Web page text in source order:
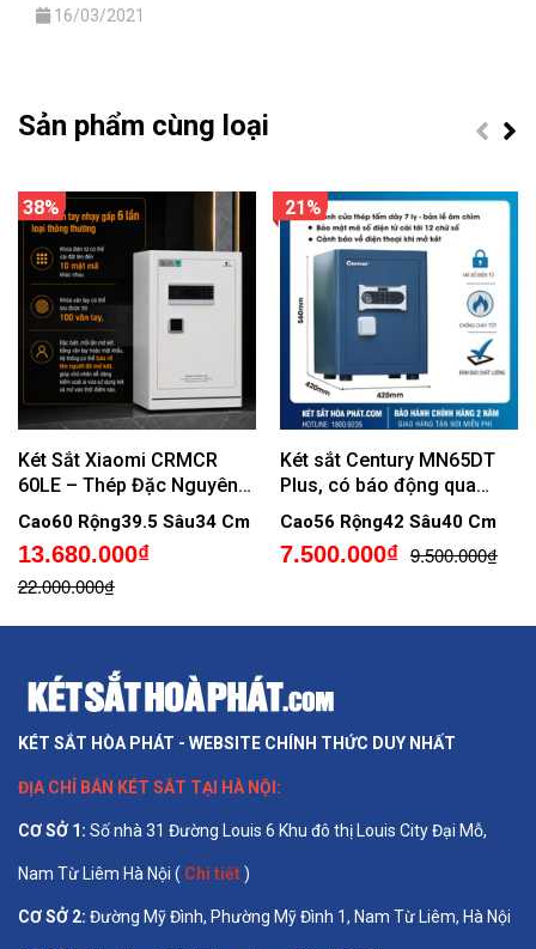
16/03/2021
Sản phẩm cùng loại
38%
Két Sắt Xiaomi CRMCR
60LE – Thép Đặc Nguyên
Khối, Vân Tay Định Danh,
Cảnh Báo Trộm Về Điện
Thoại
Cao60 Rộng39.5 Sâu34 Cm
13.680.000₫
22.000.000₫
21%
Két sắt Century MN65DT
Plus, có báo động qua
điện thoại
Cao56 Rộng42 Sâu40 Cm
7.500.000₫ 9.500.000₫
KÉT SẮT HÒA PHÁT - WEBSITE CHÍNH THỨC DUY NHẤT
ĐỊA CHỈ BÁN KÉT SẮT TẠI HÀ NỘI :
CƠ SỞ 1: Số nhà 31 Đường Louis 6 Khu đô thị Louis City Đại Mỗ,
Nam Từ Liêm Hà Nội ( Chi tiết)
CƠ SỞ 2: Đường Mỹ Đình, Phường Mỹ Đình 1, Nam Từ Liêm, Hà Nội